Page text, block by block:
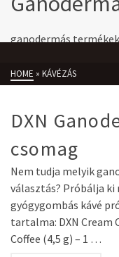
ganodermás
HOME » KÁVÉZÁS
DXN
csomag
Nem tudja melyik
választás? Próbálja
gyógygombás kávé
tartalma: DXN Cream
Coffee (4,5 g) – 1 …